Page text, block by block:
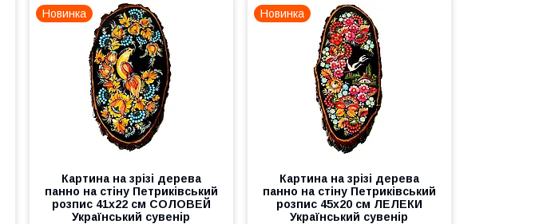
Новинка
Картина на зрізі дерева
панно на стіну Петриківський
розпис 41x22 см СОЛОВЕЙ
Український сувенір
Новинка
Картина на зрізі дерева
панно на стіну Петриківський
розпис 45x20 см ЛЕЛЕКИ
Український сувенір